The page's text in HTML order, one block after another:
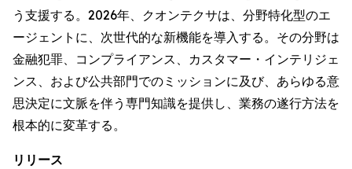
う支援する。2026年、クオンテクサは、分野特化型のエ
ージェントに、次世代的な新機能を導入する。その分野は
金融犯罪、コンプライアンス、カスタマー・インテリジェ
ンス、および公共部門でのミッションに及び、あらゆる意
思決定に文脈を伴う専門知識を提供し、業務の遂行方法を
根本的に変革する。
リリース